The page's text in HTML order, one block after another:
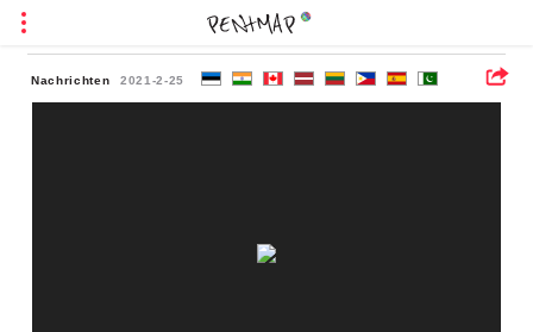
Nachrichten 2021-2-25